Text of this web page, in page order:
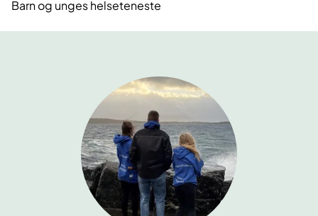
Barn og unges helseteneste